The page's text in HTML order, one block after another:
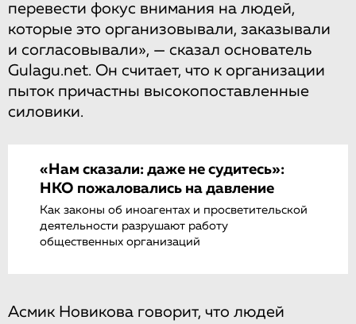
перевести фокус внимания на людей,
которые это организовывали, заказывали
и согласовывали», — сказал основатель
Gulagu.net. Он считает, что к организации
пыток причастны высокопоставленные
силовики.
«Нам сказали: даже не судитесь»:
НКО пожаловались на давление
Как законы об иноагентах и просветительской
деятельности разрушают работу
общественных организаций
Асмик Новикова говорит, что людей